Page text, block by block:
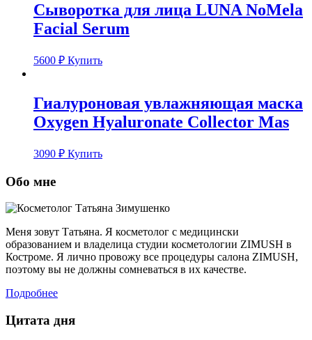
Сыворотка для лица LUNA NoMela
Facial Serum
5600 ₽ Купить
Гиалуроновая увлажняющая маска
Oxygen Hyaluronate Collector Mas
3090 ₽ Купить
Обо мне
Меня зовут Татьяна. Я косметолог с медицински
образованием и владелица студии косметологии ZIMUSH в
Костроме. Я лично провожу все процедуры салона ZIMUSH,
поэтому вы не должны сомневаться в их качестве.
Подробнее
Цитата дня